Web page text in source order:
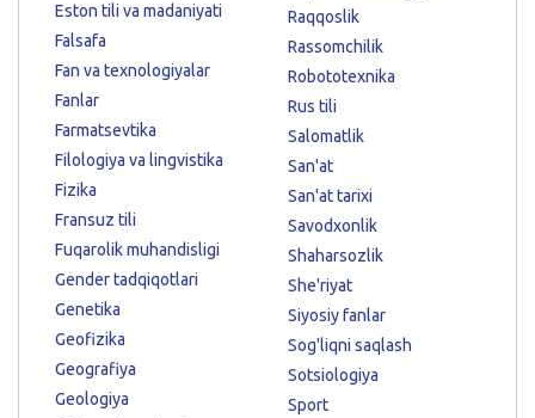
Eston tili va madaniyati
Falsafa
Fan va texnologiyalar
Fanlar
Farmatsevtika
Filologiya va lingvistika
Fizika
Fransuz tili
Fuqarolik muhandisligi
Gender tadqiqotlari
Genetika
Geofizika
Geografiya
Geologiya
Raqqoslik
Rassomchilik
Robototexnika
Rus tili
Salomatlik
San'at
San'at tarixi
Savodxonlik
Shaharsozlik
She'riyat
Siyosiy fanlar
Sog'liqni saqlash
Sotsiologiya
Sport